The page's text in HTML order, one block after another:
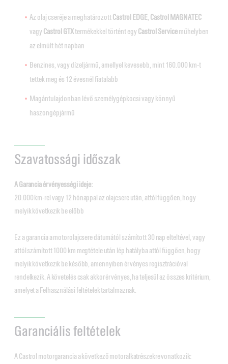
Az olaj cseréje a meghatározottCastrol EDGE Castrol MAGNATEC
vagy Castrol GTXtermékekkel történt egy Castrol Serviceműhelyben
az elmúlt hét napban
Benzines, vagy dízeljármű, amellyel kevesebb, mint 160.000 km-t
tettek meg és 12 évesnél fiatalabb
Magántulajdonban lévő személygépkocsi vagy könnyű
haszongépjármű
Szavatossági időszak
A Garancia érvényességi ideje:
20.000 km-rel vagy 12 hónappal az olajcsere után, attól függően, hogy
melyik következik be előbb
Ez a garancia a motorolajcsere dátumától számított 30 nap elteltével, vagy
attól számított 1000 km megtétele után lép hatályba attól függően, hogy
melyik következik be később, amennyiben érvényes regisztrációval
rendelkezik. A követelés csak akkor érvényes, ha teljesül az összes kritérium,
amelyet a Felhasználási feltételek tartalmaznak.
Garanciális feltételek
A Castrol motorgarancia a következő motoralkatrészekre vonatkozik: